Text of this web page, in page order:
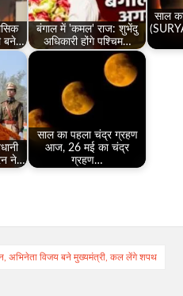
बने…
बंगाल में 'कमल' राज: शुभेंदु
अधिकारी होंगे पश्चिम…
साल
ने…
साल का पहला चंद्र ग्रहण
आज, 26 मई का चंद्र
ग्रहण…
अभिनेता विजय बने मुख्यमंत्री, कल लेंगे शपथ